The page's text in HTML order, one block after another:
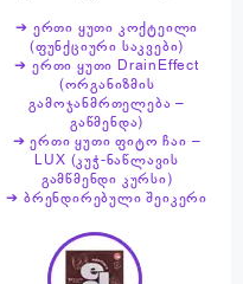
➔ ერთი ყუთი კოქტეილი
(ფუნქციური საკვები)
➔ ერთი ყუთი DrainEffect
(ორგანიზმის
გამოჯანმრთელება –
გაწმენდა)
➔ ერთი ყუთი ფიტო ჩაი –
LUX (კუჭ-ნაწლავის
გამწმენდი კურსი)
➔ ბრენდირებული შეიკერი